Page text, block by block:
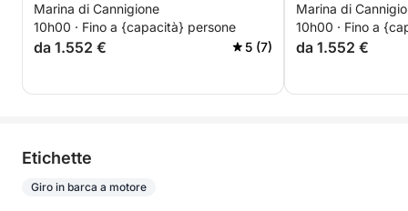
Marina di Cannigione
10h00 · Fino a {capacità} persone
da 1.552 € 5 (7)
Marina di
10h00 · Fino a
da 1.552 €
Etichette
Giro in barca a motore